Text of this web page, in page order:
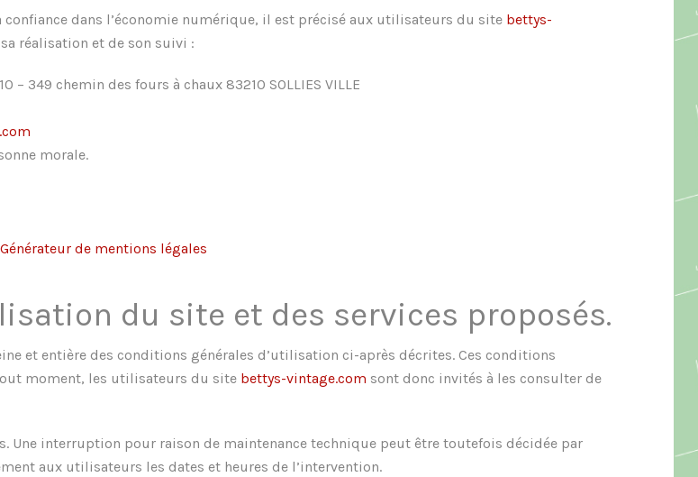
dans l’économie numérique, il est précisé aux utilisateurs du site bettys-
réalisation et de son suivi :
– 349 chemin des fours à chaux 83210 SOLLIES VILLE
morale.
Générateur de mentions légales
du site et des services proposés.
et entière des conditions générales d’utilisation ci-après décrites. Ces conditions
moment, les utilisateurs du site bettys-vintage.com sont donc invités à les consulter de
interruption pour raison de maintenance technique peut être toutefois décidée par
aux utilisateurs les dates et heures de l’intervention.